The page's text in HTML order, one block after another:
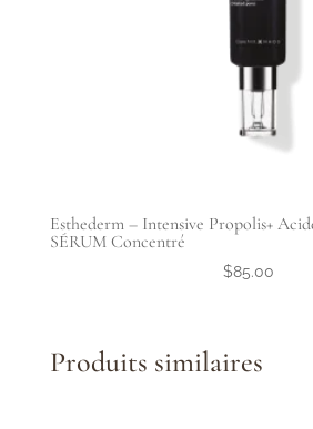
Esthederm – Intensive Propolis+
SÉRUM Concentré
$85.00
Produits similaires